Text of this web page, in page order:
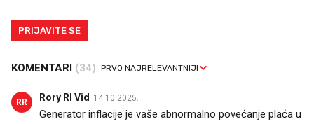
PRIJAVITE SE
KOMENTARI (34)
RR Rory RI Vid 14.10.2025.
Generator inflacije je vaše abnormalno povećanje plaća u